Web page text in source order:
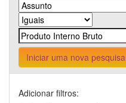
Iniciar uma nova pesquisa
Adicionar filtros: